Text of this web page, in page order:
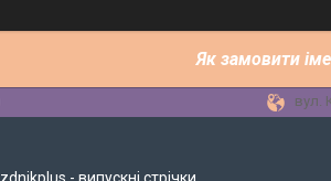
Як замовити
вул.
- випускні стрічки